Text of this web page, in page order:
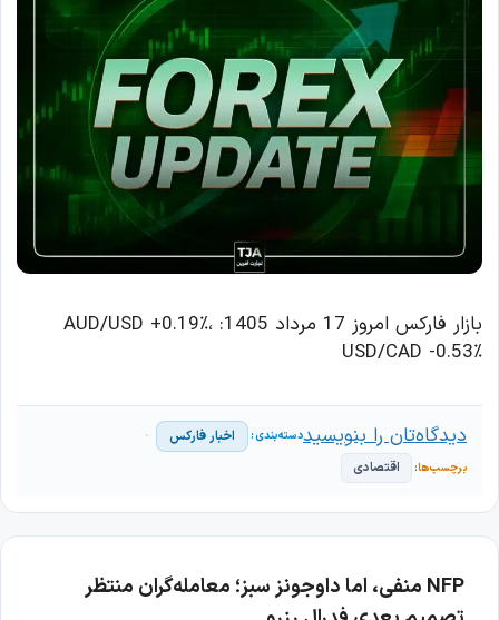
بازار فارکس امروز 17 مرداد 1405: AUD/USD +0.19٪،
USD/CAD -0.53٪
اخبار فارکس
اقتصادی
دیدگاه‌تان را بنویسید
NFP منفی، اما داوجونز سبز؛ معامله‌گران منتظر